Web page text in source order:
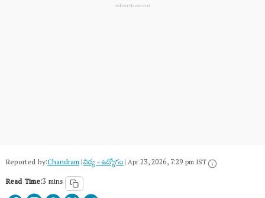
Reported by:Chandram|విద్య - ఉద్యోగం|Apr 23, 2026, 7:29 pm IST
Read Time:3 mins